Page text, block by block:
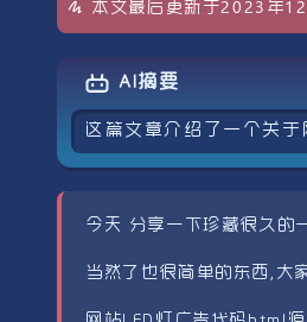
本文最后更新于2023年
AI摘要
这篇文章介绍了一个关于
今天 分享一下珍藏很久的
当然了也很简单的东西,大